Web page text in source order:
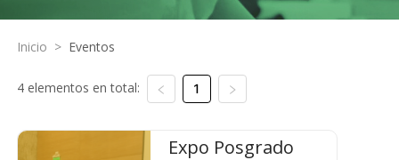
Inicio > Eventos
4 elementos en total: 1
Expo Posgrado